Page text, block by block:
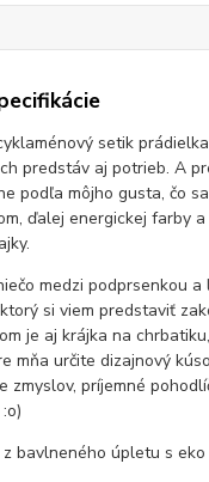
setik
predstáv aj potrieb. A
podľa môjho gusta, čo
ďalej energickej farby
medzi podprsenkou a
si viem predstaviť
je aj krájka na
mňa určite dizajnový
zmyslov, príjemné
bavlneného úpletu s